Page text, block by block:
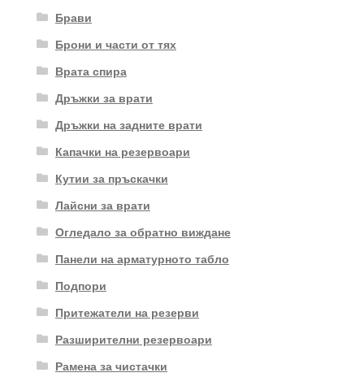
Брави
Брони и части от тях
Врата спира
Дръжки за врати
Дръжки на задните врати
Капачки на резервоари
Кутии за пръскачки
Лайсни за врати
Огледало за обратно виждане
Панели на арматурното табло
Подпори
Притежатели на резерви
Разширителни резервоари
Рамена за чистачки